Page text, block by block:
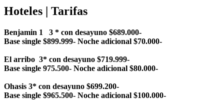
Hoteles | Tarifas
Benjamin 1 3 * con desayuno $689.000-
Base single $899.999- Noche adicional $70.000-
El arribo 3* con desayuno $719.999-
Base single 975.500- Noche adicional $80.000-
Ohasis 3* con desayuno $699.200-
Base single $965.500- Noche adicional $100.000-